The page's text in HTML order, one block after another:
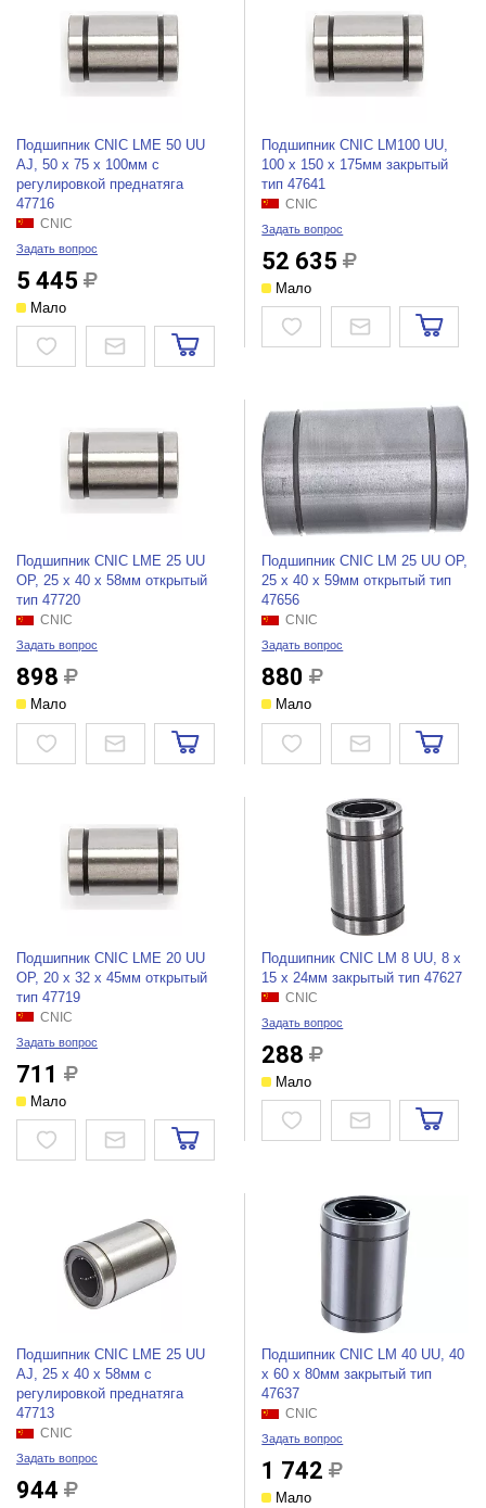
Подшипник CNIC LME 50 UU
AJ, 50 х 75 х 100мм с
регулировкой преднатяга
47716
CNIC
Задать вопрос
5 445
Мало
Подшипник CNIC LM100 UU,
100 х 150 х 175мм закрытый
тип 47641
CNIC
Задать вопрос
52 635
Мало
Подшипник CNIC LME 25 UU
OP, 25 х 40 х 58мм открытый
тип 47720
CNIC
Задать вопрос
898
Мало
Подшипник CNIC LM 25 UU OP,
25 х 40 х 59мм открытый тип
47656
CNIC
Задать вопрос
880
Мало
Подшипник CNIC LME 20 UU
OP, 20 х 32 х 45мм открытый
тип 47719
CNIC
Задать вопрос
711
Мало
Подшипник CNIC LM 8 UU, 8 х
15 х 24мм закрытый тип 47627
CNIC
Задать вопрос
288
Мало
Подшипник CNIC LME 25 UU
AJ, 25 х 40 х 58мм с
регулировкой преднатяга
47713
CNIC
Задать вопрос
944
Подшипник CNIC LM 40 UU, 40
х 60 х 80мм закрытый тип
47637
CNIC
Задать вопрос
1 742
Мало